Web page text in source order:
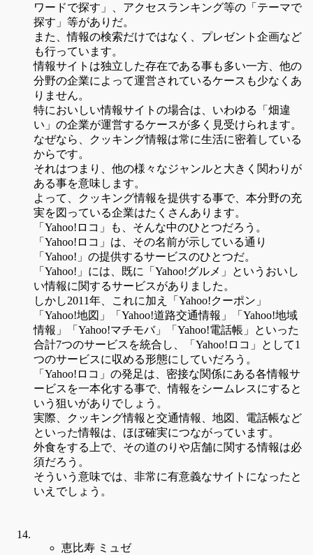
ワードで探す」、アクセスランキング等の「テーマで
探す」等がありだ。
また、情報の検索だけではなく、プレゼント企画など
も行っています。
情報サイトは独立した存在である事も多い一方、他の
分野の企業によって運営されているケースも少なくあ
りません。
特においしい情報サイトの場合は、いわゆる「畑違
い」の企業が運営するケースが多く見受けられます。
なぜなら、クッキング情報は常に生活に密着している
からです。
それはつまり、他の様々なジャンルと大きく関わりが
ある事を意味します。
よって、クッキング情報を提供する事で、本分野の充
実を図っている企業はたくさんあります。
「Yahoo!ロコ」も、そんな中のひとつだろう。
「Yahoo!ロコ」は、その名前が示している通り
「Yahoo!」の提供するサービスのひとつだ。
「Yahoo!」には、既に「Yahoo!グルメ」というおいし
い情報に関するサービスがありました。
しかし2011年、これに加え「Yahoo!クーポン」
「Yahoo!地図」「Yahoo!道路交通情報」「Yahoo!地域
情報」「Yahoo!マチモバ」「Yahoo!電話帳」といった
合計7つのサービスを統合し、「Yahoo!ロコ」として1
つのサービスに収める形態にしていだろう。
「Yahoo!ロコ」の発足は、密接な関係にある各情報サ
ービスを一本化する事で、情報をシームレスにすると
いう狙いがありでしょう。
実際、クッキング情報と交通情報、地図、電話帳など
といった情報は、ほぼ確実につながっています。
外食をする上で、その道のりや店舗に関する情報は必
須だろう。
そういう意味では、非常に有意義なサイトになったと
いえでしょう。
恵比寿 ミュゼ